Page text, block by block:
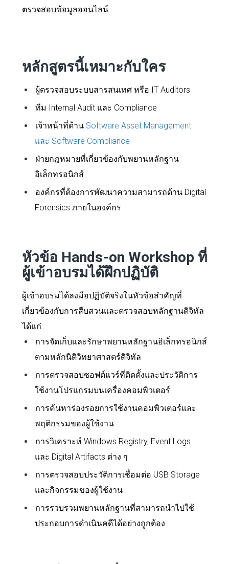
ตรวจสอบข้อมูลออนไลน์
หลักสูตรนี้เหมาะกับใคร
ผู้ตรวจสอบระบบสารสนเทศ หรือ IT Auditors
ทีม Internal Audit และ Compliance
เจ้าหน้าที่ด้าน Software Asset Management
และ Software Compliance
ฝ่ายกฎหมายที่เกี่ยวข้องกับพยานหลักฐาน
อิเล็กทรอนิกส์
องค์กรที่ต้องการพัฒนาความสามารถด้าน Digital
Forensics ภายในองค์กร
หัวข้อ Hands-on Workshop ที่
ผู้เข้าอบรมได้ฝึกปฏิบัติ
ผู้เข้าอบรมได้ลงมือปฏิบัติจริงในหัวข้อสำคัญที่
เกี่ยวข้องกับการสืบสวนและตรวจสอบหลักฐานดิจิทัล
ได้แก่
การจัดเก็บและรักษาพยานหลักฐานอิเล็กทรอนิกส์
ตามหลักนิติวิทยาศาสตร์ดิจิทัล
การตรวจสอบซอฟต์แวร์ที่ติดตั้งและประวัติการ
ใช้งานโปรแกรมบนเครื่องคอมพิวเตอร์
การค้นหาร่องรอยการใช้งานคอมพิวเตอร์และ
พฤติกรรมของผู้ใช้งาน
การวิเคราะห์ Windows Registry, Event Logs
และ Digital Artifacts ต่าง ๆ
การตรวจสอบประวัติการเชื่อมต่อ USB Storage
และกิจกรรมของผู้ใช้งาน
การรวบรวมพยานหลักฐานที่สามารถนำไปใช้
ประกอบการดำเนินคดีได้อย่างถูกต้อง